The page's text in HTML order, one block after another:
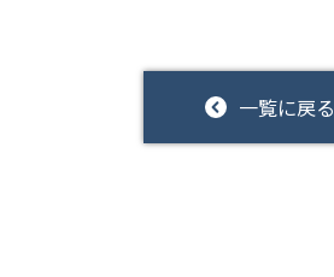
一覧に戻る